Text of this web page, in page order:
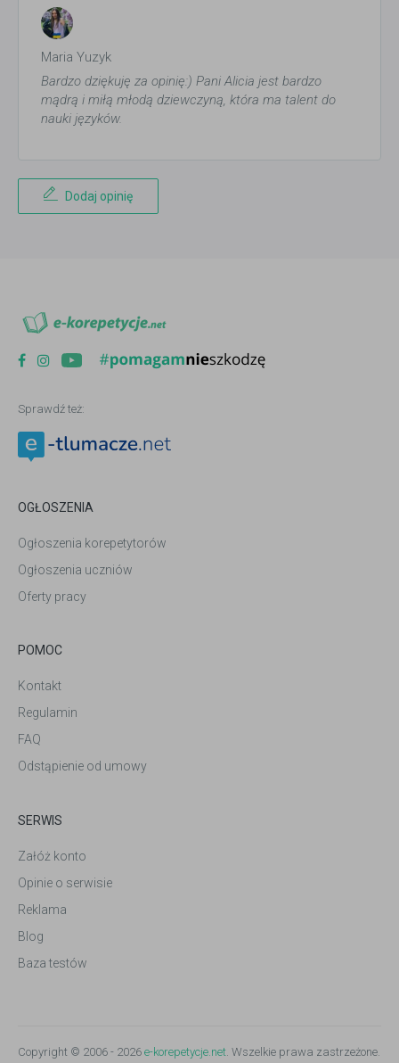
Maria Yuzyk
Bardzo dziękuję za opinię:) Pani Alicia jest bardzo
mądrą i miłą młodą dziewczyną, która ma talent do
nauki języków.
Dodaj opinię
Sprawdź też:
OGŁOSZENIA
Ogłoszenia korepetytorów
Ogłoszenia uczniów
Oferty pracy
POMOC
Kontakt
Regulamin
FAQ
Odstąpienie od umowy
SERWIS
Załóż konto
Opinie o serwisie
Reklama
Blog
Baza testów
Copyright © 2006 - 2026 e-korepetycje.net . Wszelkie prawa zastrzeżone.